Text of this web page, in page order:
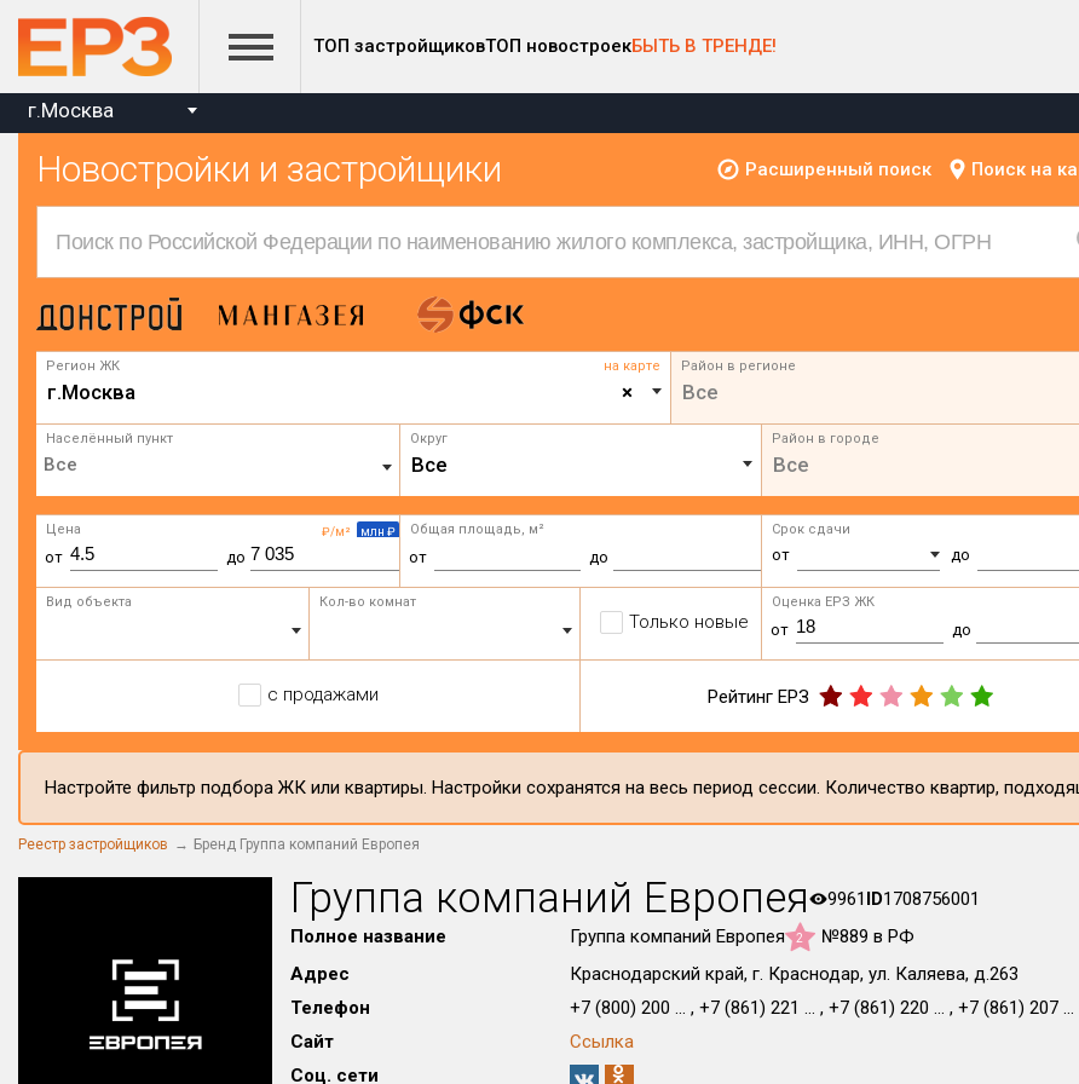
ТОП застройщиковТОП новостроекБЫТЬ В ТРЕНДЕ!
г.Москва
Новостройки и застройщики Расширенный поиск Поиск на
Регион ЖК на карте
×
г.Москва
Район в регионе
Все
Населённый пункт Округ
Все
Район в городе
Все
₽/м² млн ₽
Цена
от до
Общая площадь, м²
от до
Срок сдачи
от до
Вид объекта Кол-во комнат
Только новые
Оценка ЕРЗ ЖК
от до
с продажами Рейтинг ЕРЗ
Настройте фильтр подбора ЖК или квартиры. Настройки сохранятся на весь период сессии. Количество квартир,
Реестр застройщиков Бренд Группа компаний Европея
Группа компаний Европея 9961 ID1708756001
Полное название
Группа компаний Европея 2
№889 в РФ
Адрес
Краснодарский край, г. Краснодар, ул. Каляева, д.263
Телефон
+7 (800) 200 ... , +7 (861) 221 ... , +7 (861) 220 ... , +7 (861) 207 ...
Сайт
Ссылка
Соц. сети